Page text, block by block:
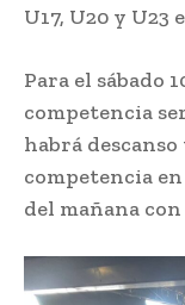
U17, U20 y U23
Para el sábado
competencia
habrá descanso
competencia
del mañana